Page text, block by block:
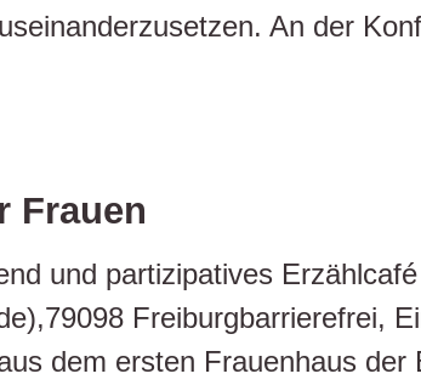
An der
Frauen
und partizipatives
Freiburgbarrierefrei,
dem ersten Frauenhaus der